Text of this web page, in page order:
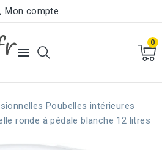
Mon compte

0
Poubelles intérieures
ronde à pédale blanche 12 litres